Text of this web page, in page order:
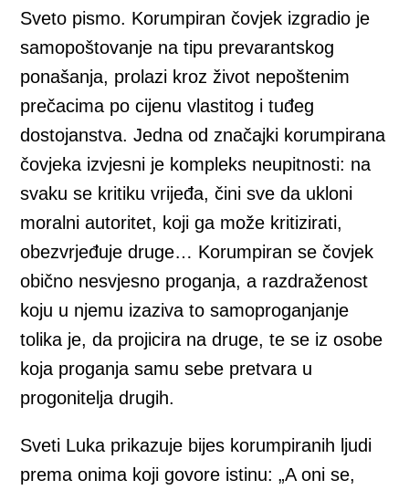
Sveto pismo. Korumpiran čovjek izgradio je
samopoštovanje na tipu prevarantskog
ponašanja, prolazi kroz život nepoštenim
prečacima po cijenu vlastitog i tuđeg
dostojanstva. Jedna od značajki korumpirana
čovjeka izvjesni je kompleks neupitnosti: na
svaku se kritiku vrijeđa, čini sve da ukloni
moralni autoritet, koji ga može kritizirati,
obezvrjeđuje druge… Korumpiran se čovjek
obično nesvjesno proganja, a razdraženost
koju u njemu izaziva to samoproganjanje
tolika je, da projicira na druge, te se iz osobe
koja proganja samu sebe pretvara u
progonitelja drugih.
Sveti Luka prikazuje bijes korumpiranih ljudi
prema onima koji govore istinu: „A oni se,